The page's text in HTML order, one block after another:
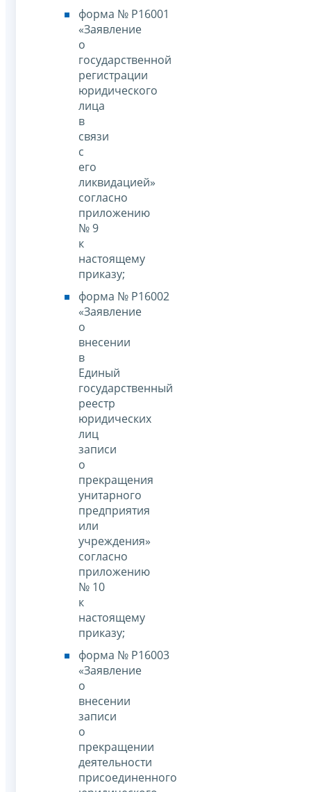
форма № Р16001
«Заявление
о
государственной
регистрации
юридического
лица
в
связи
с
его
ликвидацией»
согласно
приложению
№ 9
к
настоящему
приказу;
форма № Р16002
«Заявление
о
внесении
в
Единый
государственный
реестр
юридических
лиц
записи
о
прекращения
унитарного
предприятия
или
учреждения»
согласно
приложению
№ 10
к
настоящему
приказу;
форма № Р16003
«Заявление
о
внесении
записи
о
прекращении
деятельности
присоединенного